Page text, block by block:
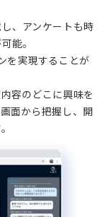
、アンケートも時
能。
を実現することが
容のどこに興味を
面から把握し、開